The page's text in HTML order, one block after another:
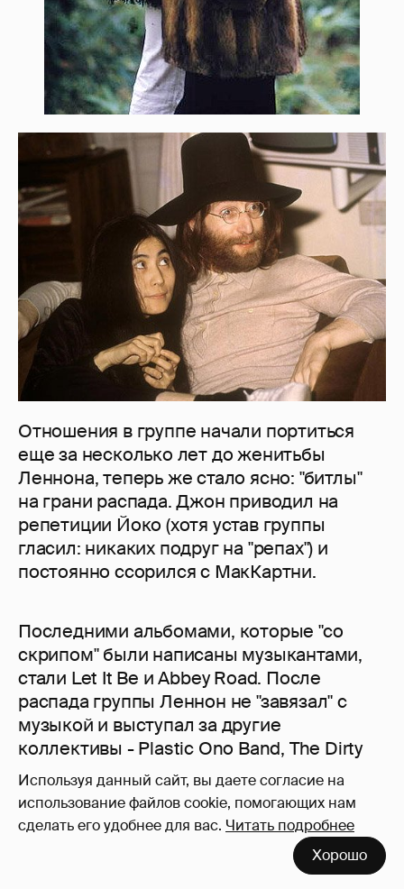
Используя данный сайт, вы даете согласие на
использование файлов cookie, помогающих нам
сделать его удобнее для вас. Читать подробнее
Хорошо
Отношения в группе начали портиться
еще за несколько лет до женитьбы
Леннона, теперь же стало ясно: "битлы"
на грани распада. Джон приводил на
репетиции Йоко (хотя устав группы
гласил: никаких подруг на "репах") и
постоянно ссорился с МакКартни.
Последними альбомами, которые "со
скрипом" были написаны музыкантами,
стали Let It Be и Abbey Road. После
распада группы Леннон не "завязал" с
музыкой и выступал за другие
коллективы - Plastic Ono Band, The Dirty
Mac.
Он становится активным гражданином и
даже в знак протеста против военных
действий возвращает Королеве Орден